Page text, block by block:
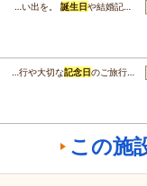
…い出を。誕生日や結婚記…
…行や大切な記念日のご旅行…
この施